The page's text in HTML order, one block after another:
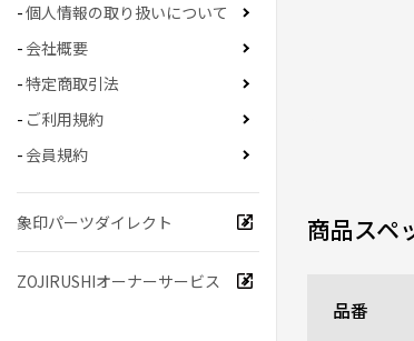
商品スペ
品番
個人情報の取り扱いについて
会社概要
特定商取引法
ご利用規約
会員規約
象印パーツダイレクト
ZOJIRUSHIオーナーサービス